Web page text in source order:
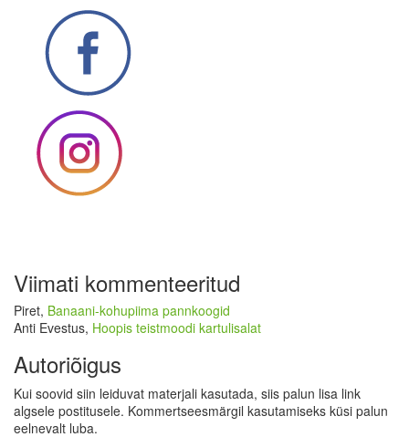
Viimati kommenteeritud
Piret, Banaani-kohupiima pannkoogid
Anti Evestus, Hoopis teistmoodi kartulisalat
Autoriõigus
Kui soovid siin leiduvat materjali kasutada, siis palun lisa link
algsele postitusele. Kommertseesmärgil kasutamiseks küsi palun
eelnevalt luba.